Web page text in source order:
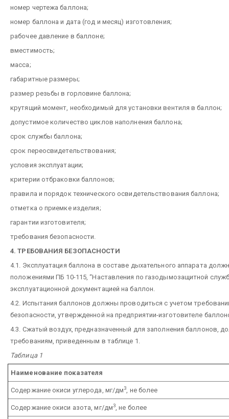
номер чертежа баллона;
номер баллона и дата (год и месяц) изготовления;
рабочее давление в баллоне;
вместимость;
масса;
габаритные размеры;
размер резьбы в горловине баллона;
крутящий момент, необходимый для установки вентиля в баллон;
допустимое количество циклов наполнения баллона;
срок службы баллона;
срок переосвидетельствования;
условия эксплуатации;
критерии отбраковки баллонов;
правила и порядок технического освидетельствования баллона;
отметка о приемке изделия;
гарантии изготовителя;
требования безопасности.
4. ТРЕБОВАНИЯ БЕЗОПАСНОСТИ
4.1. Эксплуатация баллона в составе дыхательного аппарата
положениями ПБ 10-115, “Наставления по газодымозащитной
эксплуатационной документацией на баллон.
4.2. Испытания баллонов должны проводиться с учетом
безопасности, утвержденной на предприятии-изготовителе
4.3. Сжатый воздух, предназначенный для заполнения баллонов,
требованиям, приведенным в таблице 1.
Таблица 1
Наименование показателя
Содержание окиси углерода, мг/дм3 , не более
Содержание окиси азота, мг/дм3 , не более